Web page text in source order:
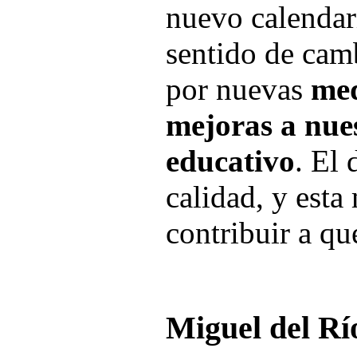
nuevo
sentido de
por nuevas
mejoras a
educativo. El
calidad, y esta
contribuir a
Miguel del